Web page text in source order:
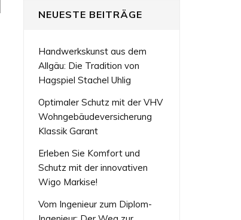
NEUESTE BEITRÄGE
Handwerkskunst aus dem
Allgäu: Die Tradition von
Hagspiel Stachel Uhlig
Optimaler Schutz mit der VHV
Wohngebäudeversicherung
Klassik Garant
Erleben Sie Komfort und
Schutz mit der innovativen
Wigo Markise!
Vom Ingenieur zum Diplom-